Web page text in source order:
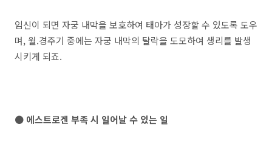
임신이 되면 자궁 내막을 보호하여 태아가 성장할 수 있도록 도우
며, 월.경주기 중에는 자궁 내막의 탈락을 도모하여 생리를 발생
시키게 되죠.
● 에스트로겐 부족 시 일어날 수 있는 일